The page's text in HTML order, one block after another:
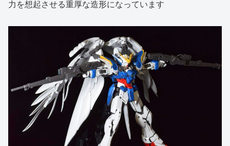
力を想起させる重厚な造形になっています